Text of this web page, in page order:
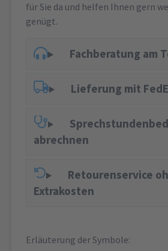
für Sie da und helfen Ihnen gern
genügt.
Fachberatung am
Lieferung mit
abrechnen
Retourenservice
Extrakosten
Erläuterung der Symbole: